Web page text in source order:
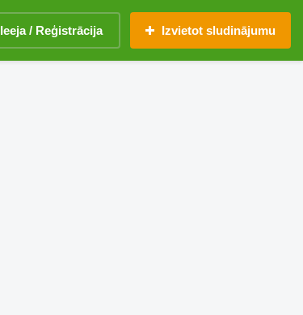
Ieeja / Reģistrācija Izvietot sludinājumu